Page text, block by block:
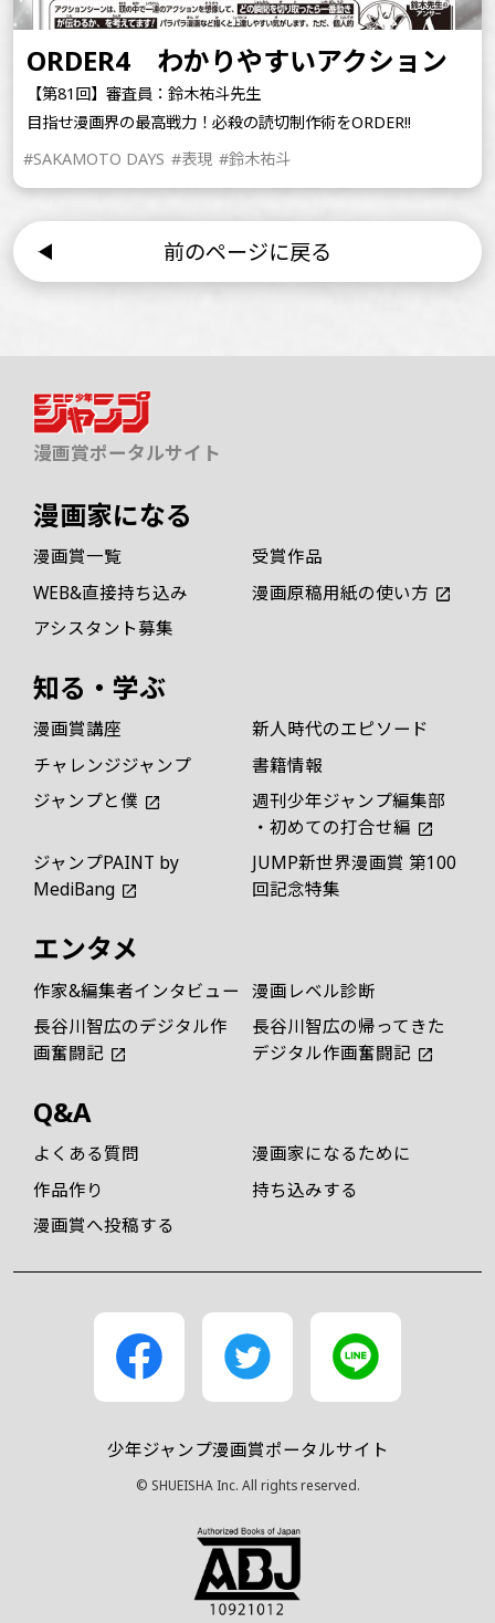
ORDER4 わかりやすいアクション
【第81回】審査員：鈴木祐斗先生
目指せ漫画界の最高戦力！必殺の読切制作術をORDER!!
#SAKAMOTO DAYS #表現 #鈴木祐斗
前のページに戻る
漫画賞ポータルサイト
漫画家になる
漫画賞一覧
受賞作品
WEB&直接持ち込み
漫画原稿用紙の使い方
アシスタント募集
知る・学ぶ
漫画賞講座
新人時代のエピソード
チャレンジジャンプ
書籍情報
ジャンプと僕
週刊少年ジャンプ編集部
・初めての打合せ編
ジャンプPAINT by
MediBang
JUMP新世界漫画賞 第100
回記念特集
エンタメ
作家&編集者インタビュー 漫画レベル診断
長谷川智広のデジタル作
画奮闘記
長谷川智広の帰ってきた
デジタル作画奮闘記
Q&A
よくある質問
漫画家になるために
作品作り
持ち込みする
漫画賞へ投稿する
少年ジャンプ漫画賞ポータルサイト
© SHUEISHA Inc. All rights reserved.